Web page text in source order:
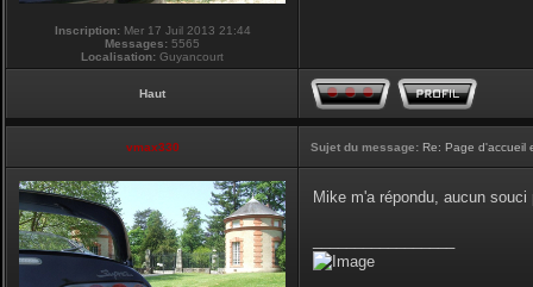
Inscription:Mer 17 Juil 2013 21:44
Messages: 5565
Localisation: Guyancourt
Haut
vmax330 Sujet du message: Re: Page d'accueil
Mike m'a répondu, aucun